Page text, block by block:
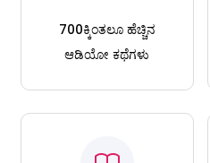
700ಕ್ಕಿಂತಲೂ ಹೆಚ್ಚಿನ
ಆಡಿಯೋ ಕಥೆಗಳು